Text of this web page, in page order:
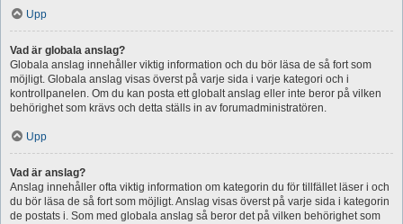
Upp
Vad är globala anslag?
Globala anslag innehåller viktig information och du bör läsa de så fort som
möjligt. Globala anslag visas överst på varje sida i varje kategori och i
kontrollpanelen. Om du kan posta ett globalt anslag eller inte beror på vilken
behörighet som krävs och detta ställs in av forumadministratören.
Upp
Vad är anslag?
Anslag innehåller ofta viktig information om kategorin du för tillfället läser i och
du bör läsa de så fort som möjligt. Anslag visas överst på varje sida i kategorin
de postats i. Som med globala anslag så beror det på vilken behörighet som